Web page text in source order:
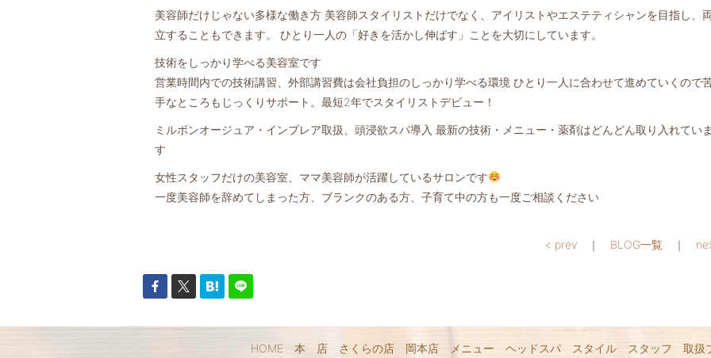
美容師だけじゃない多様な働き方 美容師スタイリストだけでなく、アイリストやエステティシャンを目指し、
立することもできます。 ひとり一人の「好きを活かし伸ばす」ことを大切にしています。
技術をしっかり学べる美容室です
営業時間内での技術講習、外部講習費は会社負担のしっかり学べる環境 ひとり一人に合わせて進めていくので
手なところもじっくりサポート。最短2年でスタイリストデビュー！
ミルボンオージュア・インプレア取扱、頭浸欲スパ導入 最新の技術・メニュー・薬剤はどんどん取り入れてい
す
女性スタッフだけの美容室、ママ美容師が活躍しているサロンです
一度美容師を辞めてしまった方、ブランクのある方、子育て中の方も一度ご相談ください
< prev ｜ BLOG一覧 ｜
HOME 本 店 さくらの店 岡本店 メニュー ヘッドスパ スタイル スタッフ 取扱